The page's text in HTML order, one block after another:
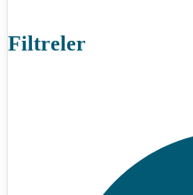
Filtreler